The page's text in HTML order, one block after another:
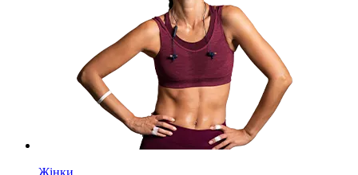
Жінки